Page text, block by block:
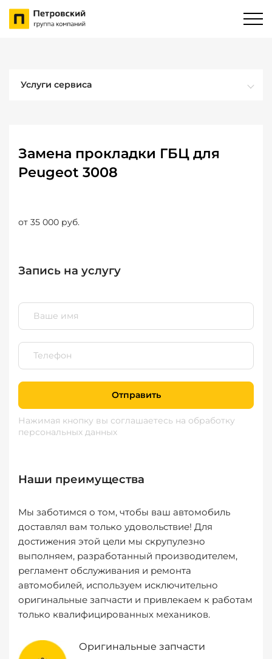
Услуги сервиса
Замена прокладки ГБЦ для
Peugeot 3008
от 35 000 руб.
Запись на услугу
Отправить
Нажимая кнопку вы соглашаетесь на обработку
персональных данных
Наши преимущества
Мы заботимся о том, чтобы ваш автомобиль
доставлял вам только удовольствие! Для
достижения этой цели мы скрупулезно
выполняем, разработанный производителем,
регламент обслуживания и ремонта
автомобилей, используем исключительно
оригинальные запчасти и привлекаем к работам
только квалифицированных механиков.
Оригинальные запчасти